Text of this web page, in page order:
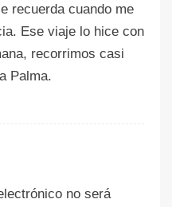
recuerda cuando me
Ese viaje lo hice con
recorrimos casi
Palma.
no será